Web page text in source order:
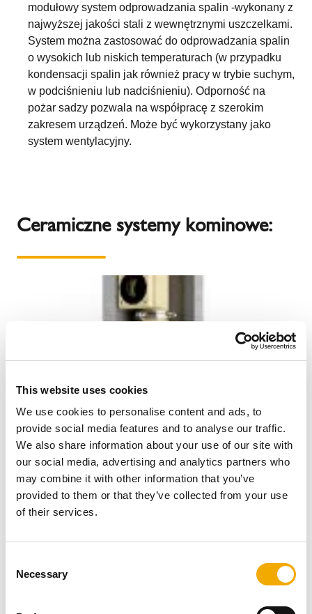
This website uses cookies
We use cookies to personalise content and ads, to
provide social media features and to analyse our traffic.
We also share information about your use of our site with
our social media, advertising and analytics partners who
may combine it with other information that you’ve
provided to them or that they’ve collected from your use
of their services.
Necessary
modułowy system odprowadzania spalin -wykonany z
najwyższej jakości stali z wewnętrznymi uszczelkami.
System można zastosować do odprowadzania spalin
o wysokich lub niskich temperaturach (w przypadku
kondensacji spalin jak również pracy w trybie suchym,
w podciśnieniu lub nadciśnieniu). Odporność na
pożar sadzy pozwala na współpracę z szerokim
zakresem urządzeń. Może być wykorzystany jako
system wentylacyjny.
Ceramiczne systemy kominowe:
Schiedel Rondo Plus jest przeznaczony do paliw
stałych, ciekłych i gazowych (z wyłączeniem kotłów